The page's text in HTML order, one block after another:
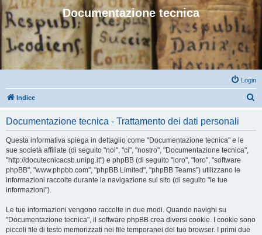
Documentazione tecnica
Login
Indice
Documentazione tecnica - Trattamento dei dati personali
Questa informativa spiega in dettaglio come "Documentazione tecnica" e le
sue società affiliate (di seguito "noi", "ci", "nostro", "Documentazione tecnica",
"http://docutecnicacsb.unipg.it") e phpBB (di seguito "loro", "loro", "software
phpBB", "www.phpbb.com", "phpBB Limited", "phpBB Teams") utilizzano le
informazioni raccolte durante la navigazione sul sito (di seguito "le tue
informazioni").
Le tue informazioni vengono raccolte in due modi. Quando navighi su
"Documentazione tecnica", il software phpBB crea diversi cookie. I cookie sono
piccoli file di testo memorizzati nei file temporanei del tuo browser. I primi due